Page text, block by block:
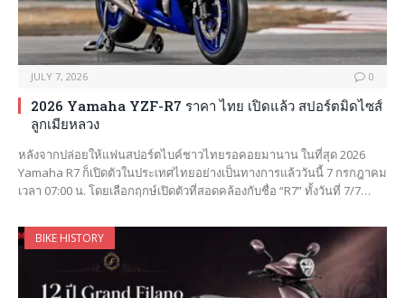
JULY 7, 2026 0
2026 Yamaha YZF-R7 ราคา ไทย เปิดแล้ว สปอร์ตมิดไซส์
ลูกเมียหลวง
หลังจากปล่อยให้แฟนสปอร์ตไบค์ชาวไทยรอคอยมานาน ในที่สุด 2026
Yamaha R7 ก็เปิดตัวในประเทศไทยอย่างเป็นทางการแล้ววันนี้ 7 กรกฎาคม
เวลา 07:00 น. โดยเลือกฤกษ์เปิดตัวที่สอดคล้องกับชื่อ “R7” ทั้งวันที่ 7/7…
BIKE HISTORY